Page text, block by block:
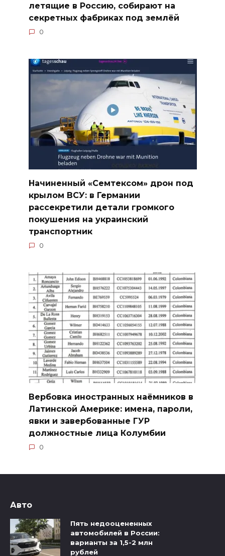
летящие в Россию, собирают на
секретных фабриках под землёй
0
Начиненный «Семтексом» дрон под
крылом ВСУ: в Германии
рассекретили детали громкого
покушения на украинский
транспортник
0
Вербовка иностранных наёмников в
Латинской Америке: имена, пароли,
явки и завербованные ГУР
должностные лица Колумбии
0
Авто
Пять недооцененных
автомобилей в России:
варианты за 1,5-2 млн
рублей